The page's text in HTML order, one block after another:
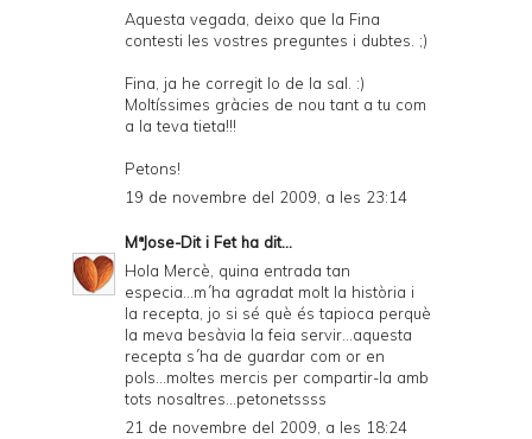
Aquesta vegada, deixo que la Fina
contesti les vostres preguntes i dubtes. ;)
Fina, ja he corregit lo de la sal. :)
Moltíssimes gràcies de nou tant a tu com
a la teva tieta!!!
Petons!
19 de novembre del 2009, a les 23:14
MªJose-Dit i Fetha dit...
Hola Mercè, quina entrada tan
especia...m´ha agradat molt la història i
la recepta, jo si sé què és tapioca perquè
la meva besàvia la feia servir...aquesta
recepta s´ha de guardar com or en
pols...moltes mercis per compartir-la amb
tots nosaltres...petonetssss
21 de novembre del 2009, a les 18:24